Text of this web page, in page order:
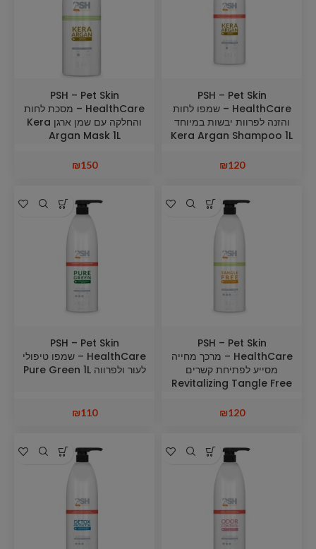
PSH – Pet Skin
HealthCare – שמפו לחות
והזנה לפרוות יבשות במיוחד
Kera Argan Shampoo 1L
₪120
PSH – Pet Skin
HealthCare – מסכת לחות
והחלקה עם שמן ארגן Kera
Argan Mask 1L
₪150
PSH – Pet Skin
HealthCare – מרכך מחייה
מסייע לפתיחת קשרים
Revitalizing Tangle Free
₪120
PSH – Pet Skin
HealthCare – שמפו טיפולי
לעור ולפרווה Pure Green 1L
₪110